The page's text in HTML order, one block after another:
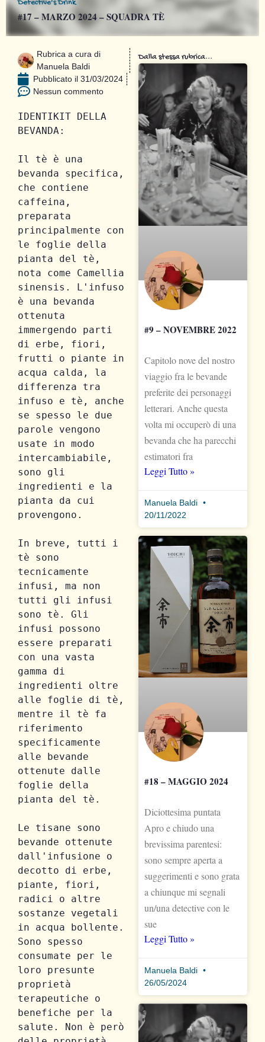
Detective's Drink
#17 – MARZO 2024 – SQUADRA TÈ
Rubrica a cura di
Manuela Baldi
Pubblicato il 31/03/2024
Nessun commento
IDENTIKIT DELLA
BEVANDA:
Il tè è una
bevanda specifica,
che contiene
caffeina,
preparata
principalmente con
le foglie della
pianta del tè,
nota come Camellia
sinensis. L'infuso
è una bevanda
ottenuta
immergendo parti
di erbe, fiori,
frutti o piante in
acqua calda, la
differenza tra
infuso e tè, anche
se spesso le due
parole vengono
usate in modo
intercambiabile,
sono gli
ingredienti e la
pianta da cui
provengono.
In breve, tutti i
tè sono
tecnicamente
infusi, ma non
tutti gli infusi
sono tè. Gli
infusi possono
essere preparati
con una vasta
gamma di
ingredienti oltre
alle foglie di tè,
mentre il tè fa
riferimento
specificamente
alle bevande
ottenute dalle
foglie della
pianta del tè.
bevande ottenute
dall'infusione o
decotto di erbe,
piante, fiori,
radici o altre
sostanze vegetali
in acqua bollente.
Sono spesso
consumate per le
loro presunte
proprietà
terapeutiche o
benefiche per la
salute. Non è però
Dalla stessa rubrica...
#9 – NOVEMBRE 2022
Capitolo nove del nostro
viaggio fra le bevande
preferite dei personaggi
letterari. Anche questa
volta mi occuperò di una
bevanda che ha parecchi
estimatori fra
Leggi Tutto »
Manuela Baldi
20/11/2022
#18 – MAGGIO 2024
Diciottesima puntata
Apro e chiudo una
brevissima parentesi:
sono sempre aperta a
suggerimenti e sono grata
a chiunque mi segnali
un/una detective con le
sue
Leggi Tutto »
Manuela Baldi
26/05/2024